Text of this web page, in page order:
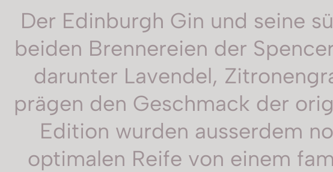
Der Edinburgh Gin und seine
beiden Brennereien der
darunter Lavendel,
prägen den Geschmack der
Edition wurden ausserdem
optimalen Reife von einem